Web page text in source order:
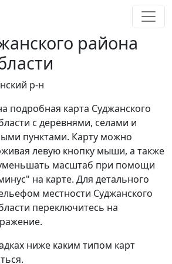
района
р-н
подробная карта Суджанского
с деревнями, селами и
пунктами. Карту можно
левую кнопку мыши, а также
масштаб при помощи
на карте. Для детального
местности Суджанского
переключитесь на
ниже каким типом карт